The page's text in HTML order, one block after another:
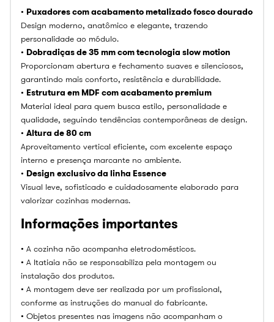
• Puxadores com acabamento metalizado fosco dourado
Design moderno, anatômico e elegante, trazendo
personalidade ao módulo.
• Dobradiças de 35 mm com tecnologia slow motion
Proporcionam abertura e fechamento suaves e silenciosos,
garantindo mais conforto, resistência e durabilidade.
• Estrutura em MDF com acabamento premium
Material ideal para quem busca estilo, personalidade e
qualidade, seguindo tendências contemporâneas de design.
• Altura de 80 cm
Aproveitamento vertical eficiente, com excelente espaço
interno e presença marcante no ambiente.
• Design exclusivo da linha Essence
Visual leve, sofisticado e cuidadosamente elaborado para
valorizar cozinhas modernas.
Informações importantes
• A cozinha não acompanha eletrodomésticos.
• A Itatiaia não se responsabiliza pela montagem ou
instalação dos produtos.
• A montagem deve ser realizada por um profissional,
conforme as instruções do manual do fabricante.
• Objetos presentes nas imagens não acompanham o